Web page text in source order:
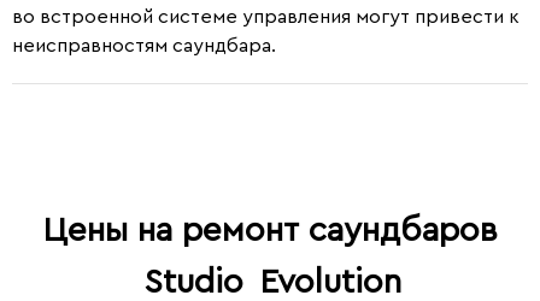
во встроенной системе управления могут привести к
неисправностям саундбара.
Цены на ремонт саундбаров
Studio
Evolution